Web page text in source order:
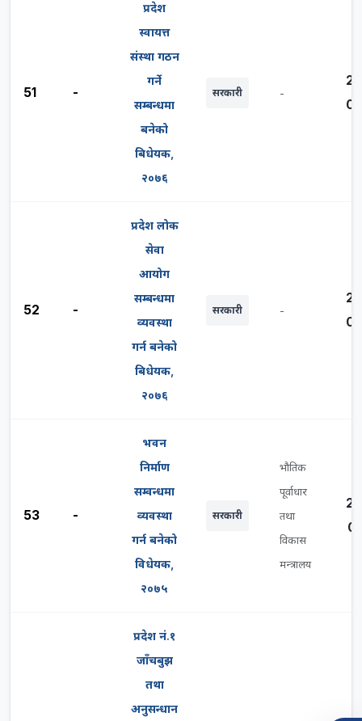
51 -
प्रदेश
स्वायत्त
संस्था गठन
गर्ने
सम्बन्धमा
बनेको
बिधेयक,
२०७६
सरकारी -
52 -
प्रदेश लोक
सेवा
आयोग
सम्बन्धमा
व्यवस्था
गर्न बनेको
बिधेयक,
२०७६
सरकारी -
53 -
भवन
निर्माण
सम्वन्धमा
व्यवस्था
गर्न बनेको
विधेयक,
२०७५
सरकारी
भौतिक
पूर्वाधार
तथा
विकास
मन्त्रालय
प्रदेश नं.१
जाँचबुझ
तथा
अनुसन्धान